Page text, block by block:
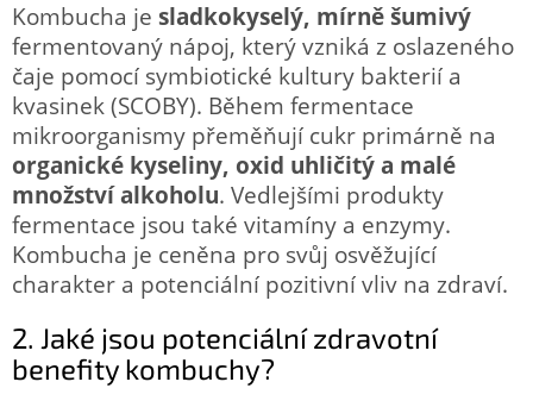
Kombucha je sladkokyselý, mírně šumivý
fermentovaný nápoj, který vzniká z oslazeného
čaje pomocí symbiotické kultury bakterií a
kvasinek (SCOBY). Během fermentace
mikroorganismy přeměňují cukr primárně na
organické kyseliny, oxid uhličitý a malé
množství alkoholu. Vedlejšími produkty
fermentace jsou také vitamíny a enzymy.
Kombucha je ceněna pro svůj osvěžující
charakter a potenciální pozitivní vliv na zdraví.
2. Jaké jsou potenciální zdravotní
benefity kombuchy?